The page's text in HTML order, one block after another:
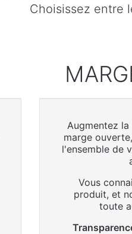
Choisissez entre
Augmentez
marge
l'ensemble de
Vous
produit, et
toute